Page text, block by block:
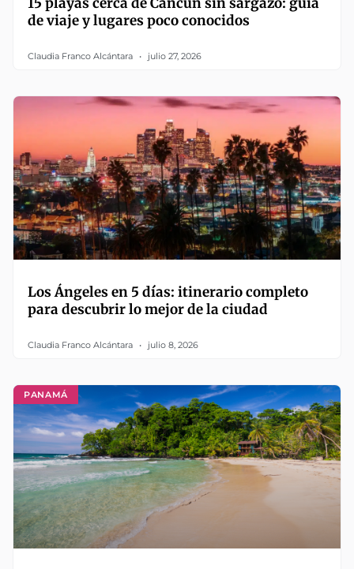
de viaje y lugares poco conocidos
Claudia Franco Alcántara julio 27, 2026
Los Ángeles en 5 días: itinerario completo
para descubrir lo mejor de la ciudad
Claudia Franco Alcántara julio 8, 2026
PANAMÁ